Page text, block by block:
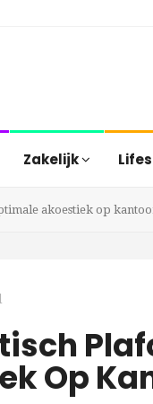
Zakelijk
akoestiek op
Op